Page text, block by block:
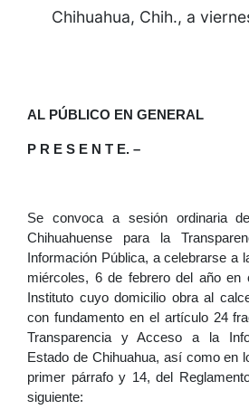
Chihuahua, Chih., a
AL PÚBLICO EN GENERAL
P R E S E N T E. –
Se convoca a sesión ordinaria
Chihuahuense para la
Información Pública, a celebrarse a
miércoles, 6 de febrero del año en
Instituto cuyo domicilio obra al
con fundamento en el artículo 24
Transparencia y Acceso a la
Estado de Chihuahua, así como en
primer párrafo y 14, del
siguiente: